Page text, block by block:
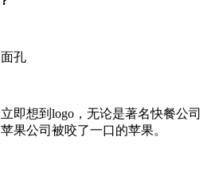
孔
即想到logo，无论是著名快餐公司
果公司被咬了一口的苹果。